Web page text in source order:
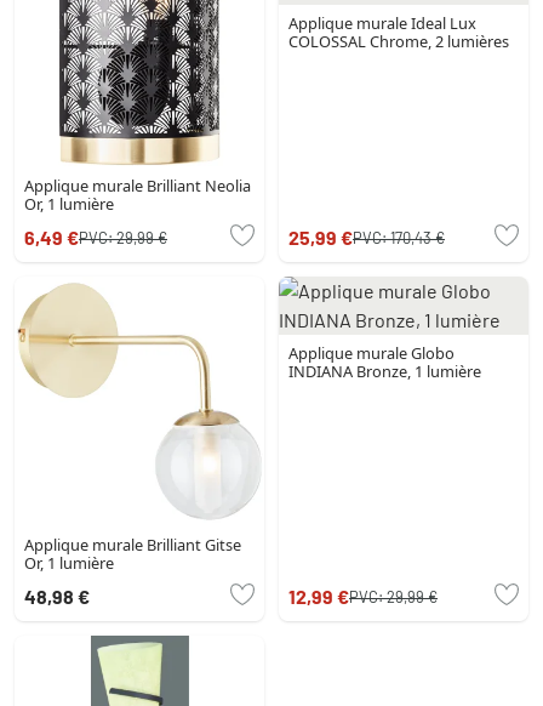
Applique murale Brilliant Neolia
Or, 1 lumière
6,49 €PVC:29,99 €
Applique murale Ideal Lux
COLOSSAL Chrome, 2 lumières
25,99 €PVC:170,43 €
Applique murale Brilliant Gitse
Or, 1 lumière
48,98 €
Applique murale Globo
INDIANA Bronze, 1 lumière
12,99 €PVC:29,99 €